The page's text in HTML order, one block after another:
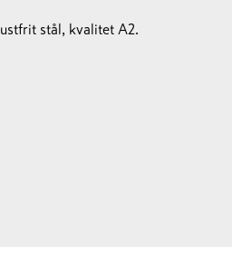
stål, kvalitet A2.